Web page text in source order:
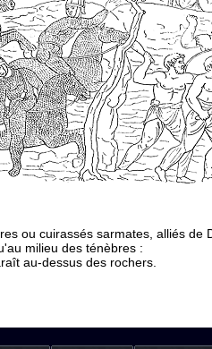
ou cuirassés sarmates, alliés de
milieu des ténèbres :
au-dessus des rochers.